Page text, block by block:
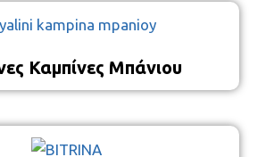
Καμπίνες Μπάνιου